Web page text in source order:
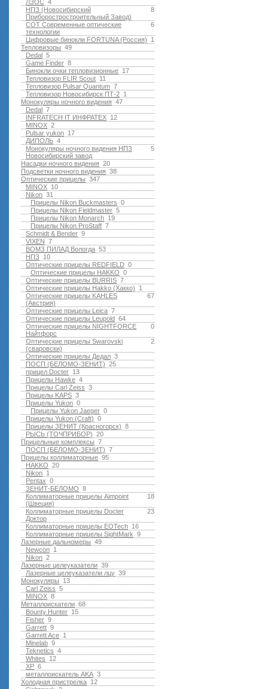
4
ЛЗОС
8
НПЗ (Новосибирский
Приборостростроительный Завод)
6
СОТ Современные оптические
технологии
1
Цифровые бинокли FORTUNA (Россия)
49
Тепловизоры
5
Dedal
8
Game Finder
17
Бинокли очки тепловизионные
11
Тепловизор FLIR Scout
7
Тепловизор Pulsar Quantum
1
Тепловизор Новосибирск ПТ-2
47
Монокуляры ночного видения
7
Dedal
12
INFRATECH IT ИНФРАТЕХ
2
MINOX
17
Pulsar yukon
4
ДИПОЛЬ
5
Монокуляры ночного видения НПЗ
Новосибирский завод
20
Насадки ночного видения
38
Подсветки ночного видения
347
Оптические прицелы
10
MINOX
31
Nikon
0
Прицелы Nikon Buckmasters
5
Прицелы Nikon Fieldmaster
19
Прицелы Nikon Monarch
7
Прицелы Nikon ProStaff
9
Schmidt & Bender
7
VIXEN
53
ВОМЗ ПИЛАД Вологда
10
НПЗ
0
Оптические прицелы REDFIELD
0
Оптические прицелы HAKKO
7
Оптические прицелы BURRIS
1
Оптические прицелы Hakko (Хакко)
67
Оптические прицелы KAHLES
(Австрия)
7
Оптические прицелы Leica
64
Оптические прицелы Leupold
0
Оптические прицелы NIGHTFORCE
Найтфорс
2
Оптические прицелы Swarovski
(сваровски)
3
Оптические прицелы Дедал
25
ПОСП (БЕЛОМО-ЗЕНИТ)
13
прицел Docter
4
Прицелы Hawke
3
Прицелы Carl Zeiss
3
Прицелы KAPS
0
Прицелы Yukon
0
Прицелы Yukon Jaeger
0
Прицелы Yukon (Craft)
8
Прицелы ЗЕНИТ (Красногорск)
20
РЫСЬ (ТОЧПРИБОР)
7
Прицельные комплексы
7
ПОСП (БЕЛОМО-ЗЕНИТ)
95
Прицелы коллиматорные
20
HAKKO
1
Nikon
0
Pentax
8
ЗЕНИТ-БЕЛОМО
18
Коллиматорные прицелы Aimpoint
(Швеция)
23
Коллиматорные прицелы Docter
Доктор
16
Коллиматорные прицелы EOTech
9
Коллиматорные прицелы SightMark
49
Лазерные дальномеры
1
Newcon
2
Nikon
39
Лазерные целеуказатели
39
Лазерные целеуказатели лцу
13
Монокуляры
5
Carl Zeiss
8
MINOX
68
Металлоискатели
15
Bounty Hunter
9
Fisher
9
Garrett
1
Garrett Ace
9
Minelab
4
Teknetics
12
Whites
6
XP
3
металлоискатель AKA
12
Холодная пристрелка